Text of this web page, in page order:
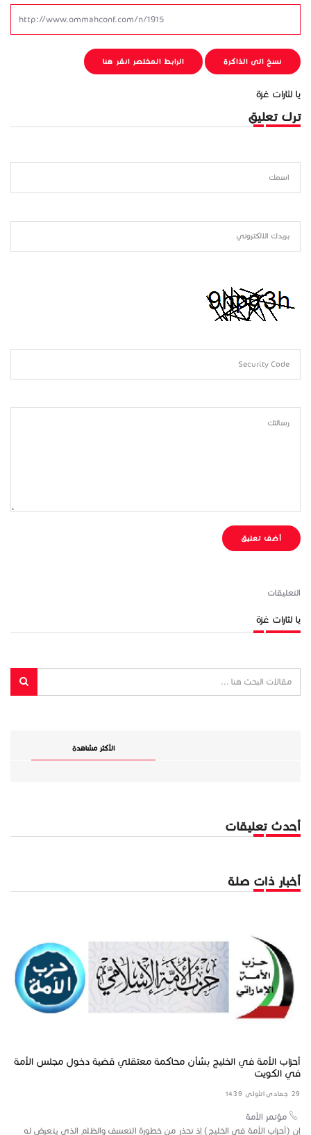
نسخ الى الذاكرة الرابط المختصر انقر هنا
يا لثارات غزة
ترك تعليق
اسمك
بريدك الالكتروني
Security Code
رسالتك
أضف تعليق
التعليقات
يا لثارات غزة
الأكثر مشاهدة
أحدث تعليقات
أخبار ذات صلة
أحزاب الأمة في الخليج بشأن محاكمة معتقلي قضية دخول مجلس الأمة
في الكويت
29 جمادى الأولى 1439
مؤتمر الأمة
إن (أحزاب الأمة في الخليج) إذ تحذر من خطورة التعسف والظلم الذي يتعرض له